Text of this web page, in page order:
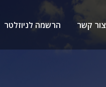
צור קשר הרשמה לניוזלטר